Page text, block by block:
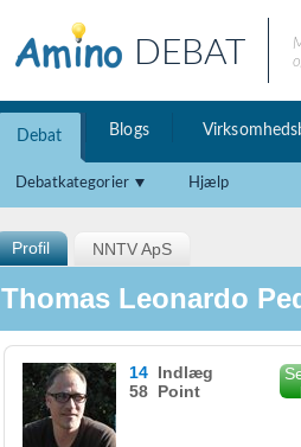
DEBAT
Debat Blogs
Debatkategorier Hjælp
Profil NNTV ApS
Thomas Leonardo
14 Indlæg
58 Point